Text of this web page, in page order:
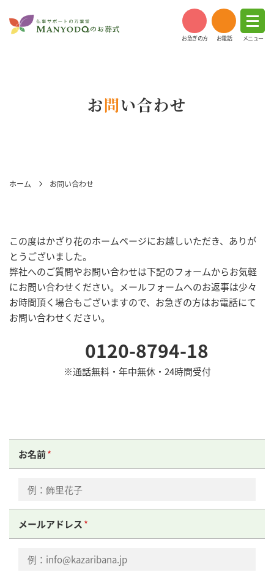
お急ぎの方 お電話 メニュー
お問い合わせ
ホーム お問い合わせ
この度はかざり花のホームページにお越しいただき、ありが
とうございました。
弊社へのご質問やお問い合わせは下記のフォームからお気軽
にお問い合わせください。メールフォームへのお返事は少々
お時間頂く場合もございますので、お急ぎの方はお電話にて
お問い合わせください。
0120-8794-18
※通話無料・年中無休・24時間受付
お名前
メールアドレス